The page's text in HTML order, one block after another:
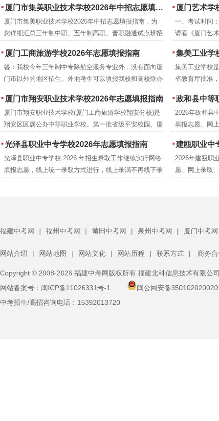
厦门市集美职业技术学校2026年中招志愿填报指南
厦门市集美职业技术学校2026年中招志愿填报指南，为
您详细汇总三年制中职、五年制高职、普职融通试点班招
厦门艺术学
一、考试时间
请看《厦门艺
厦门工商旅游学校2026年志愿填报指南
答：我校今年三年制中专除航空服务专业外，没有面向厦
门市以外的地区招生。外地考生可以填报我校和高校联办
校2026年招生简章”，并在当地的中招指南中查找与我校
联办的高等院校专业代码。
集美工业学
集美工业学校
省教育厅批准
早的办学历史
科。学校是集
校。
厦门市翔安职业技术学校2026年志愿填报指南
厦门市翔安职业技术学校(厦门工商旅游学校翔安分校)是
翔安区区属公办中等职业学校。第一批省级平安校园、厦
招收1379人，其中综合高中试点班招生324人，五年制高
职招生50人，三年制中职招生1005人。
政和县中等职
2026年政和县
填报志愿、网
后，若有剩余
中招管理系统”
校。
光泽县职业中专学校2026年志愿填报指南
光泽县职业中专学校 2026 年招生录取工作继续实行网络
填报志愿，线上统一录取方式进行，线上录满不再线下录
建瓯职业中
2026年建瓯职
愿、网上录取
的成绩。
福建中考网 | 福州中考网 | 莆田中考网 | 泉州中考网 | 厦门中考网
网站介绍 | 网站地图 | 网站文化 | 网站历程 | 联系方式 | 商务
Copyright © 2008-2026 福建中考网版权所有 福建北科信息技术有限公
网站备案号： 闽ICP备11026331号-1
闽公网安备
中考招生/高招咨询电话： 15392013720